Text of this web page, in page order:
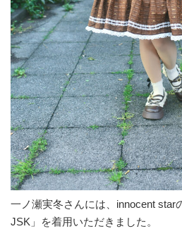
一ノ瀬実冬さんには、innocent star
JSK」を着用いただきました。